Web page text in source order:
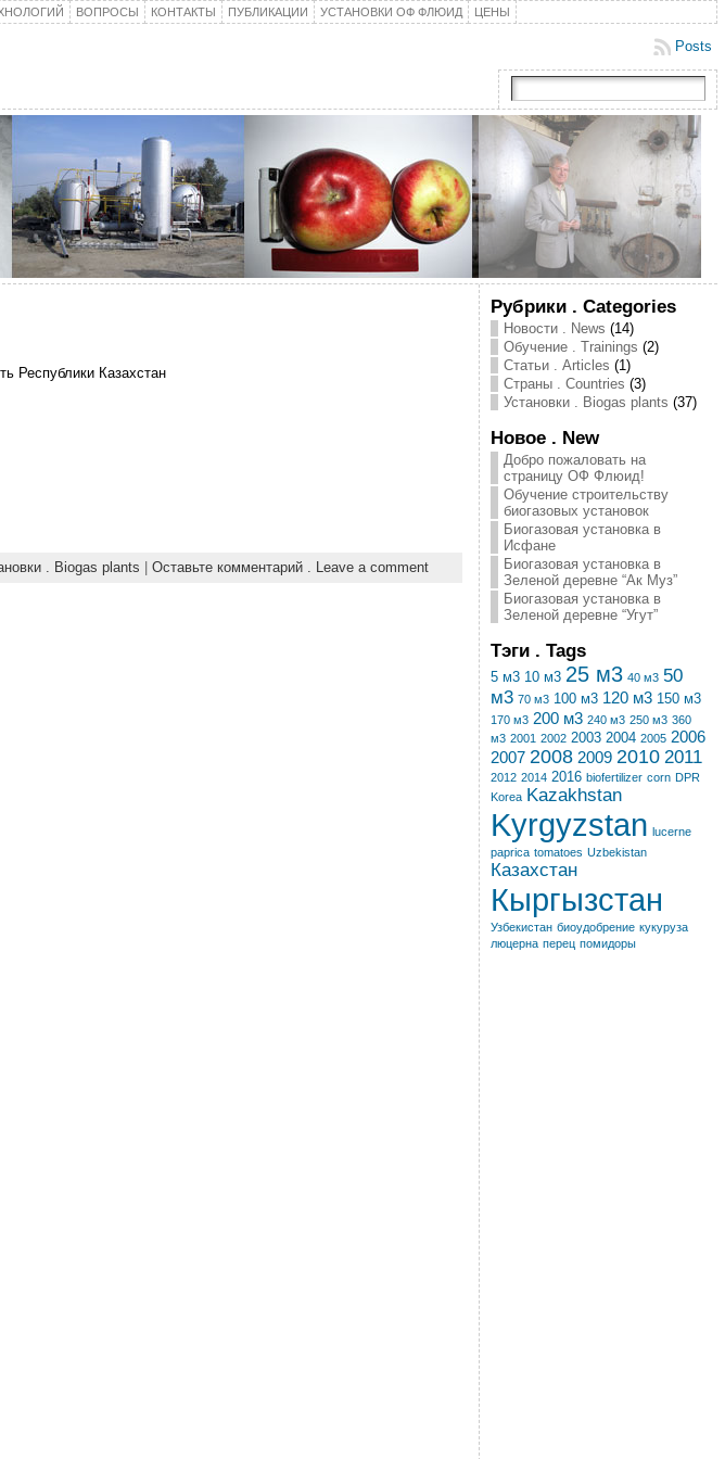
ВОПРОСЫ КОНТАКТЫ ПУБЛИКАЦИИ УСТАНОВКИ ОФ ФЛЮИД ЦЕНЫ
Posts
Республики Казахстан
. Biogas plants Оставьте комментарий . Leave a comment
Рубрики . Categories
Новости . News (14)
Обучение . Trainings (2)
Статьи . Articles (1)
Страны . Countries (3)
Установки . Biogas plants (37)
Новое . New
Добро пожаловать на
страницу ОФ Флюид!
Обучение строительству
биогазовых установок
Биогазовая установка в
Исфане
Биогазовая установка в
Зеленой деревне “Ак Муз”
Биогазовая установка в
Зеленой деревне “Угут”
Тэги . Tags
5 м3 10 м3 25 м3 40 м3 50
м3 70 м3 100 м3 120 м3 150 м3
170 м3 200 м3 240 м3 250 м3 360
м3 2001 2002 2003 2004 2005 2006
2007 2008 2009 2010 2011
2012 2014 2016 biofertilizer corn DPR
Korea Kazakhstan
Kyrgyzstan lucerne
paprica tomatoes Uzbekistan
Казахстан
Кыргызстан
Узбекистан биоудобрение кукуруза
люцерна перец помидоры